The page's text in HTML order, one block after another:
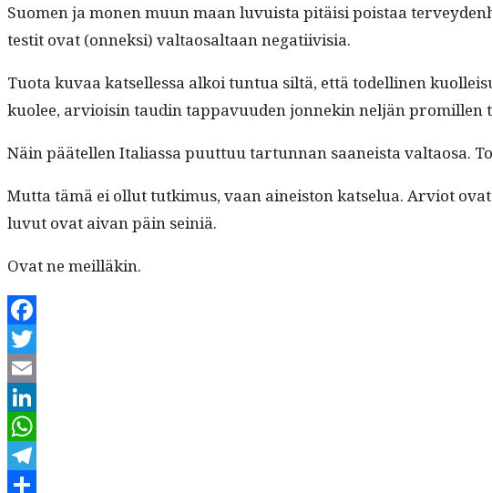
Suomen ja mon­en muun maan luvuista pitäisi pois­taa
testit ovat (onnek­si) val­taos­altaan negatiivisia.
Tuo­ta kuvaa kat­sel­lessa alkoi tun­tua siltä, että todel­li­nen
kuolee, arvioisin taudin tap­pavu­u­den jon­nekin neljän promillen
Näin päätellen Ital­ias­sa puut­tuu tar­tun­nan saaneista val­taosa.
Mut­ta tämä ei ollut tutkimus, vaan aineis­ton kat­selua. Arviot
luvut ovat aivan päin seiniä.
Ovat ne meilläkin.
Facebook
Twitter
Email
LinkedIn
WhatsApp
Telegram